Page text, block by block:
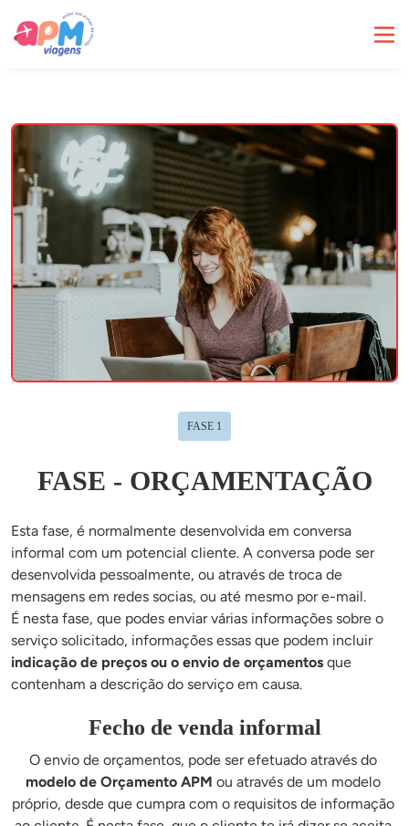
FASE 1
FASE - ORÇAMENTAÇÃO
Esta fase, é normalmente desenvolvida em conversa
informal com um potencial cliente. A conversa pode ser
desenvolvida pessoalmente, ou através de troca de
mensagens em redes socias, ou até mesmo por e-mail.
É nesta fase, que podes enviar várias informações sobre o
serviço solicitado, informações essas que podem incluir
indicação de preços ou o envio de orçamentos que
contenham a descrição do serviço em causa.
Fecho de venda informal
O envio de orçamentos, pode ser efetuado através do
modelo de Orçamento APM ou através de um modelo
próprio, desde que cumpra com o requisitos de informação